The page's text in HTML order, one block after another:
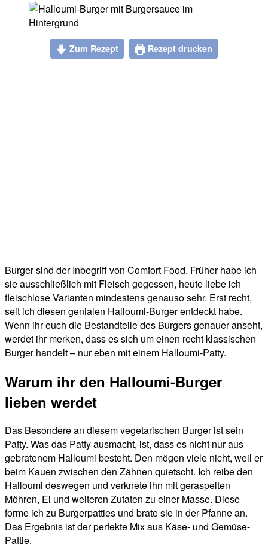
Zum Rezept Rezept drucken
Burger sind der Inbegriff von Comfort Food. Früher habe ich
sie ausschließlich mit Fleisch gegessen, heute liebe ich
fleischlose Varianten mindestens genauso sehr. Erst recht,
seit ich diesen genialen Halloumi-Burger entdeckt habe.
Wenn ihr euch die Bestandteile des Burgers genauer anseht,
werdet ihr merken, dass es sich um einen recht klassischen
Burger handelt – nur eben mit einem Halloumi-Patty.
Warum ihr den Halloumi-Burger
lieben werdet
Das Besondere an diesemvegetarischen Burger ist sein
Patty. Was das Patty ausmacht, ist, dass es nicht nur aus
gebratenem Halloumi besteht. Den mögen viele nicht, weil er
beim Kauen zwischen den Zähnen quietscht. Ich reibe den
Halloumi deswegen und verknete ihn mit geraspelten
Möhren, Ei und weiteren Zutaten zu einer Masse. Diese
forme ich zu Burgerpatties und brate sie in der Pfanne an.
Das Ergebnis ist der perfekte Mix aus Käse- und Gemüse-
Pattie.